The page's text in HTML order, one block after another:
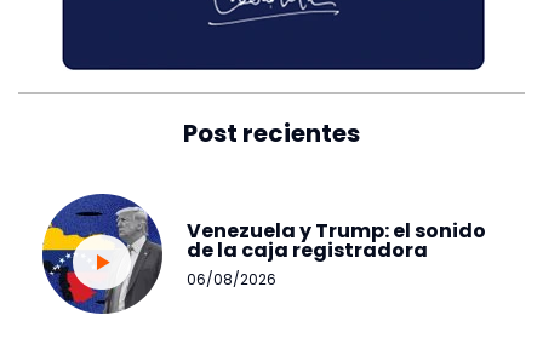
Post recientes
Venezuela y Trump: el sonido
de la caja registradora
06/08/2026